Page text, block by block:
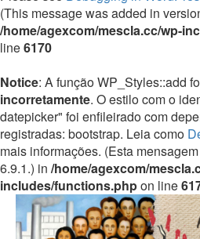
(This message was added in
/home/agexcom/mescla.cc/wp-
line6170
Notice: A função WP_Styles::add
incorretamente. O estilo com o
datepicker" foi enfileirado com
registradas: bootstrap. Leia como
mais informações. (Esta
6.9.1.) in /home/agexcom/
includes/functions.phpon line